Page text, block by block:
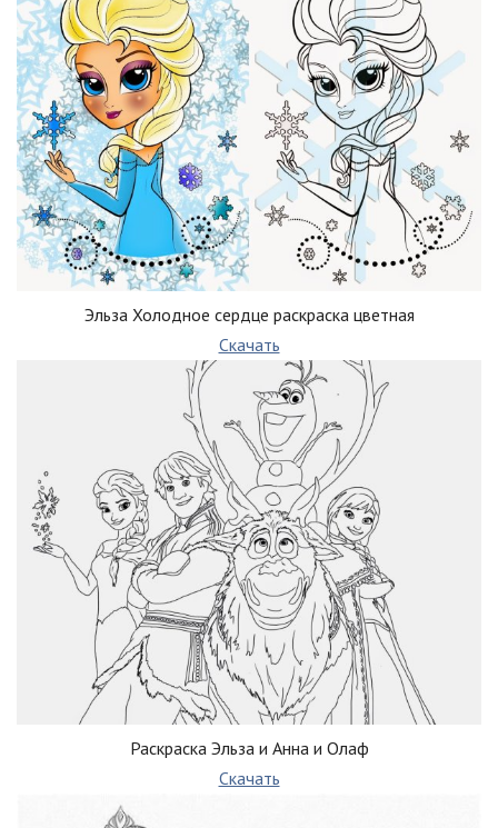
Эльза Холодное сердце раскраска цветная
Скачать
Раскраска Эльза и Анна и Олаф
Скачать